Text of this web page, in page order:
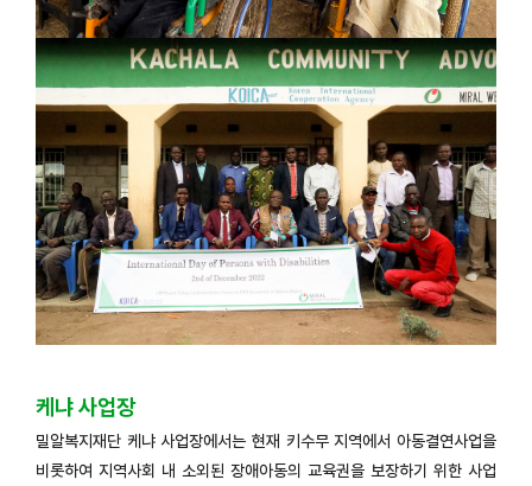
케냐 사업장
밀알복지재단 케냐 사업장에서는 현재 키수무 지역에서 아동결연사업을
비롯하여 지역사회 내 소외된 장애아동의 교육권을 보장하기 위한 사업